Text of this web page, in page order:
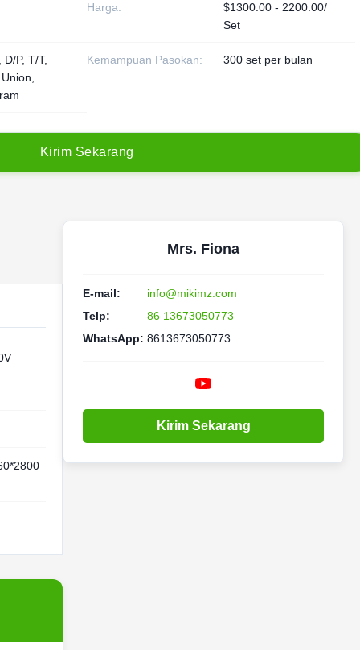
Harga:
$1300.00 - 2200.00/
Set
D/P, T/T,
Kemampuan Pasokan: 300 set per bulan
Kirim Sekarang
Mrs. Fiona
E-mail:
info@mikimz.com
Telp:
86 13673050773
WhatsApp: 8613673050773
Kirim Sekarang